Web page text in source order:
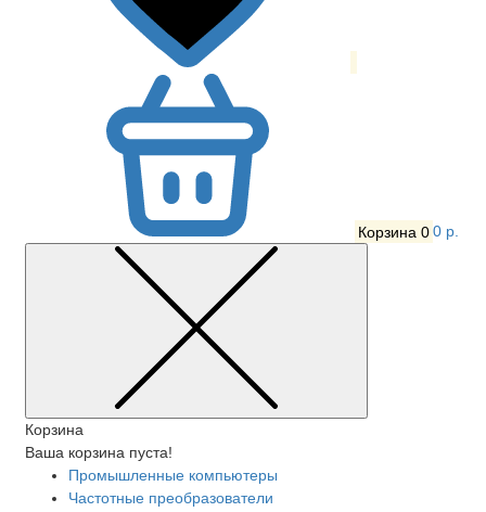
Корзина 00 р.
Корзина
Ваша корзина пуста!
Промышленные компьютеры
Частотные преобразователи